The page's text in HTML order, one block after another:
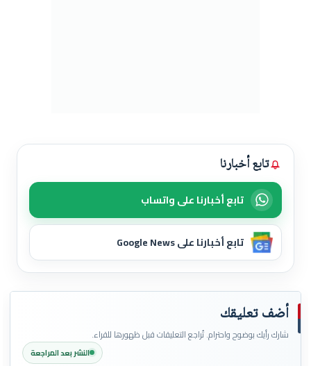
تابع أخبارنا
تابع أخبارنا على واتساب
تابع أخبارنا على Google News
أضف تعليقك
شارك رأيك بوضوح واحترام. تُراجع التعليقات قبل ظهورها للقراء.
النشر بعد المراجعة